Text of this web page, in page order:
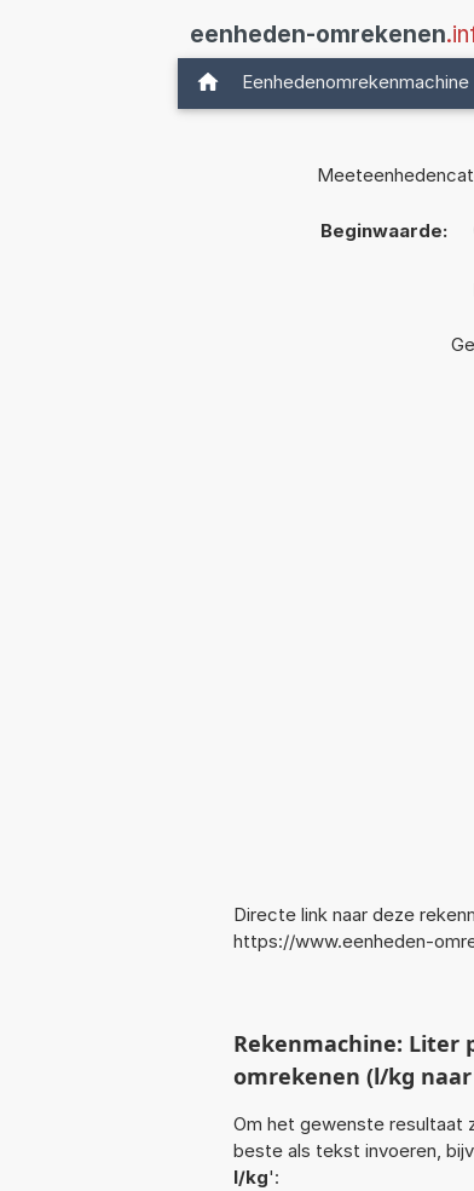
eenheden-omrekenen
Eenhedenomrekenmachine
Beginwaarde:
Directe link naar deze
https://www.eenheden-
Rekenmachine: Liter
omrekenen (l/kg
Om het gewenste resultaat
beste als tekst invoeren,
l/kg':